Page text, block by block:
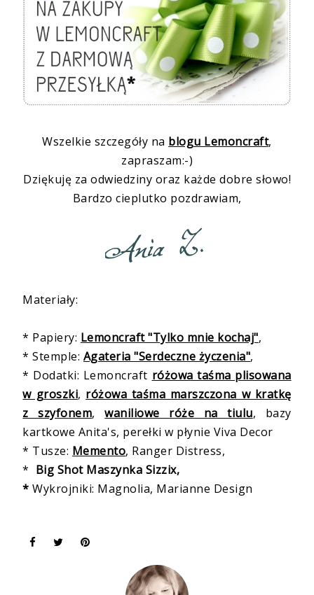
Wszelkie szczegóły na blogu Lemoncraft,
zapraszam:-)
Dziękuję za odwiedziny oraz każde dobre słowo!
Bardzo cieplutko pozdrawiam,
Materiały:
* Papiery: Lemoncraft "Tylko mnie kochaj",
* Stemple: Agateria "Serdeczne życzenia",
* Dodatki: Lemoncraft różowa taśma plisowana
w groszki, różowa taśma marszczona w kratkę
z szyfonem,waniliowe róże na tiulu, bazy
kartkowe Anita's, perełki w płynie Viva Decor
* Tusze: Memento, Ranger Distress,
* Big Shot Maszynka Sizzix,
*Wykrojniki: Magnolia, Marianne Design